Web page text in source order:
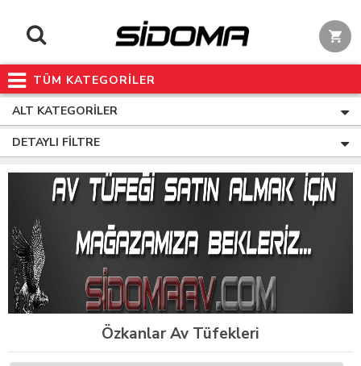
TÜM KATEGORİLER
ALT KATEGORILER
DETAYLI FILTRE
Özkanlar Av Tüfekleri